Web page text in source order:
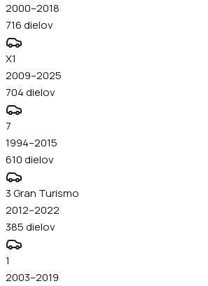
2000–2018
716dielov
X1
2009–2025
704dielov
7
1994–2015
610dielov
3 Gran Turismo
2012–2022
385dielov
1
2003–2019